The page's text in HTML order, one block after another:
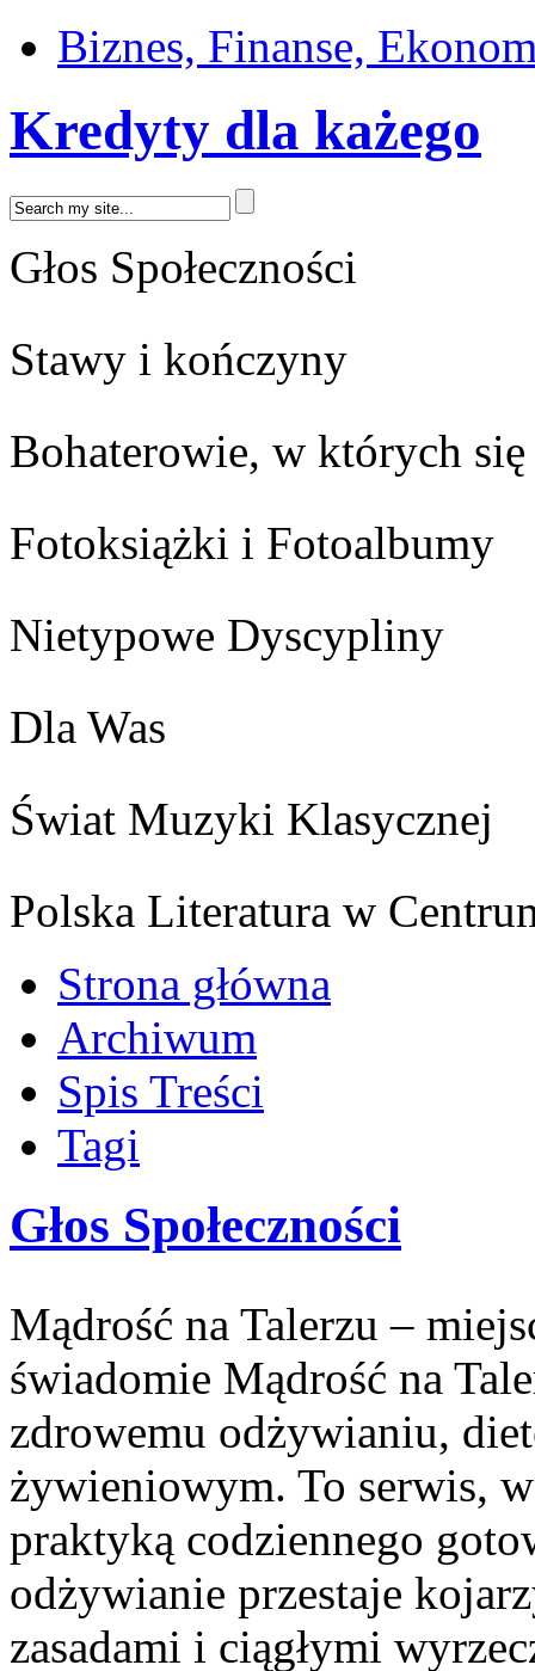
Biznes, Finanse,
Kredyty dla każego
Głos Społeczności
Stawy i kończyny
Bohaterowie, w których się
Fotoksiążki i Fotoalbumy
Nietypowe Dyscypliny
Dla Was
Świat Muzyki Klasycznej
Polska Literatura w
Strona główna
Archiwum
Spis Treści
Tagi
Głos Społeczności
Mądrość na Talerzu –
świadomie Mądrość na
zdrowemu odżywianiu,
żywieniowym. To serwis,
praktyką codziennego
odżywianie przestaje
zasadami i ciągłymi